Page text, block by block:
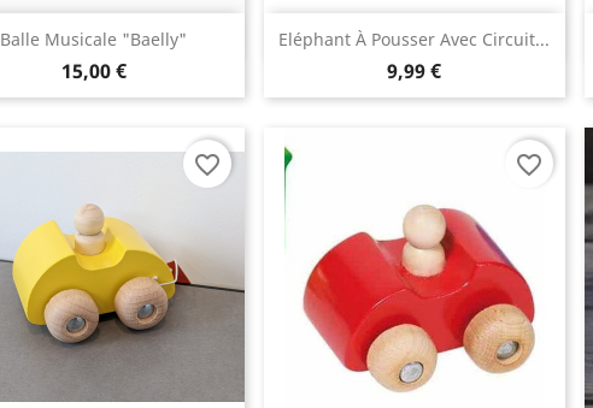
Balle Musicale "Baelly"
15,00 €
 Aperçu rapide Eléphant À Pousser Avec Circuit...
9,99 €
Aperçu rapide
favorite_border favorite_border